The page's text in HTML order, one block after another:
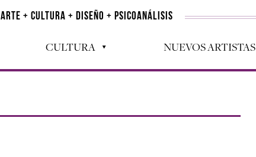
ARTE + CULTURA + DISEÑO + PSICOANÁLISIS
CULTURA NUEVOS ARTISTAS